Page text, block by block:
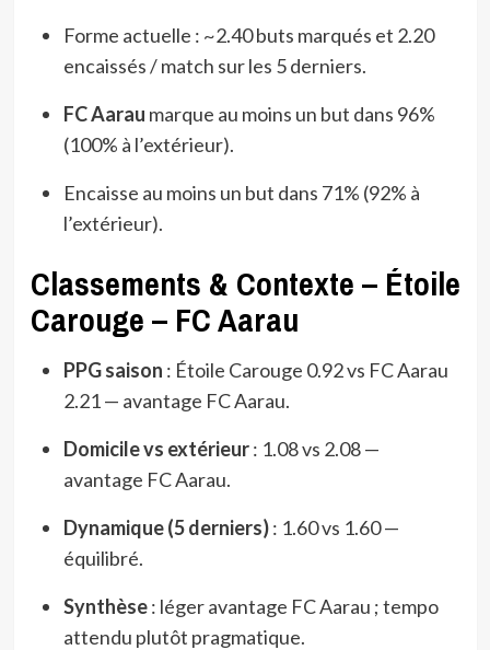
Forme actuelle : ~2.40 buts marqués et 2.20
encaissés / match sur les 5 derniers.
FC Aarau marque au moins un but dans 96%
(100% à l’extérieur).
Encaisse au moins un but dans 71% (92% à
l’extérieur).
Classements & Contexte – Étoile
Carouge – FC Aarau
PPG saison : Étoile Carouge 0.92 vs FC Aarau
2.21 — avantage FC Aarau.
Domicile vs extérieur: 1.08 vs 2.08 —
avantage FC Aarau.
Dynamique (5 derniers): 1.60 vs 1.60 —
équilibré.
Synthèse: léger avantage FC Aarau ; tempo
attendu plutôt pragmatique.